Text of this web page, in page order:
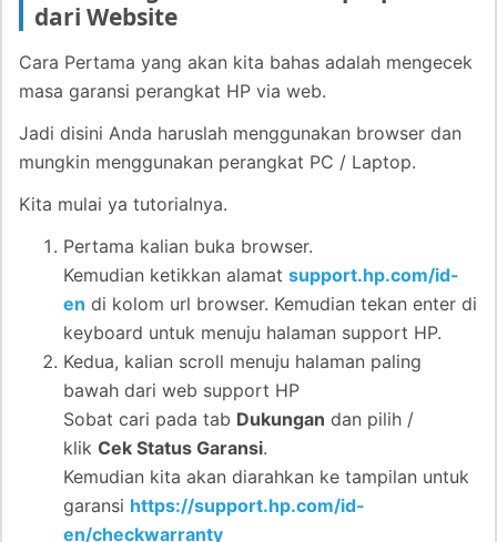
dari Website
Cara Pertama yang akan kita bahas adalah mengecek
masa garansi perangkat HP via web.
Jadi disini Anda haruslah menggunakan browser dan
mungkin menggunakan perangkat PC / Laptop.
Kita mulai ya tutorialnya.
Pertama kalian buka browser.
Kemudian ketikkan alamat support.hp.com/id-
en di kolom url browser. Kemudian tekan enter di
keyboard untuk menuju halaman support HP.
Kedua, kalian scroll menuju halaman paling
bawah dari web support HP
Sobat cari pada tab Dukungan dan pilih /
klik Cek Status Garansi.
Kemudian kita akan diarahkan ke tampilan untuk
garansi https://support.hp.com/id-
en/checkwarranty